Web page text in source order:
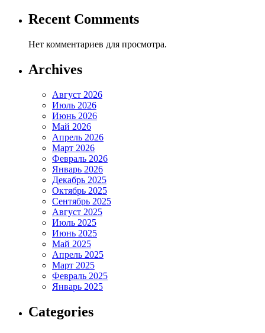
Recent Comments
Нет комментариев для просмотра.
Archives
Август 2026
Июль 2026
Июнь 2026
Май 2026
Апрель 2026
Март 2026
Февраль 2026
Январь 2026
Декабрь 2025
Октябрь 2025
Сентябрь 2025
Август 2025
Июль 2025
Июнь 2025
Май 2025
Апрель 2025
Март 2025
Февраль 2025
Январь 2025
Categories